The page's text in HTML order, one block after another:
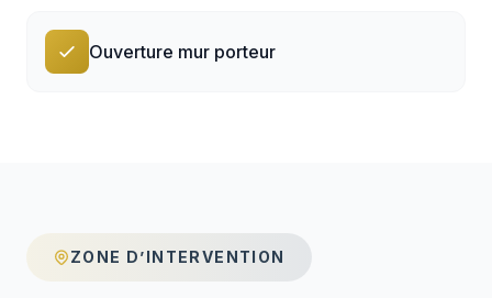
Ouverture mur porteur
ZONE D’INTERVENTION